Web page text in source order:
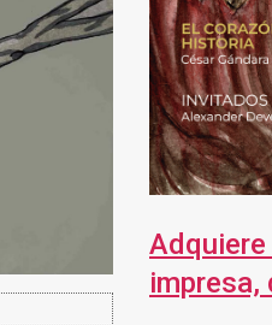
impresa,